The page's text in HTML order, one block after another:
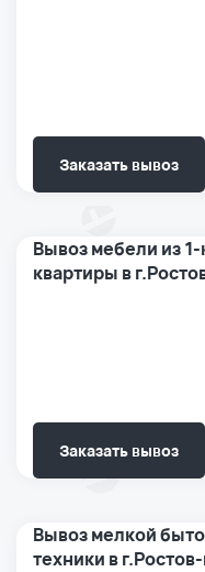
Заказать вывоз
Вывоз мебели из
квартиры в
Заказать вывоз
Вывоз мелкой
техники в